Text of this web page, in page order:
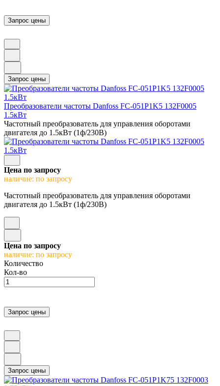
Преобразователи частоты Danfoss FC-051P1K5 132F0005
1.5кВт
Частотный преобразователь для управления оборотами
двигателя до 1.5кВт (1ф/230В)
Цена по запросу
наличие: по запросу
Частотный преобразователь для управления оборотами
двигателя до 1.5кВт (1ф/230В)
Цена по запросу
наличие: по запросу
Количество
Кол-во